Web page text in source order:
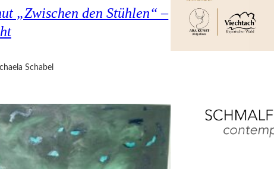
„Zwischen den Stühlen“ –
Schabel